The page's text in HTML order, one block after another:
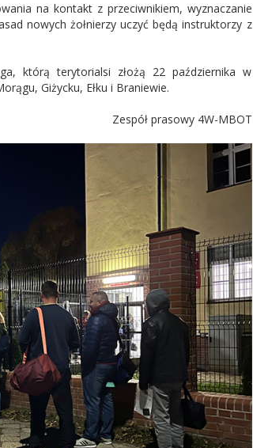
na kontakt z przeciwnikiem, wyznaczanie
nowych żołnierzy uczyć będą instruktorzy z
którą terytorialsi złożą 22 października w
Giżycku, Ełku i Braniewie.
Zespół prasowy 4W-MBOT